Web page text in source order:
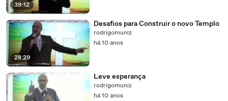
39:12
28:29
Desafios para Construir o novo Templo
rodrigomuniz
há 10 anos
Leve esperança
rodrigomuniz
há 10 anos